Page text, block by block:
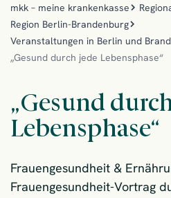
mkk – meine krankenkasse
Region Berlin-Brandenburg
Veranstaltungen in Berlin und
​„Gesund durch jede Lebensphase“
​„Gesund
Lebensphase“
Frauengesundheit &
Frauengesundheit-Vortrag